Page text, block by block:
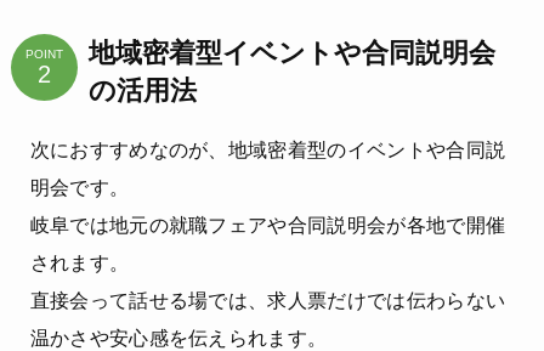
POINT
地域密着型イベントや合同説明会
の活用法
次におすすめなのが、地域密着型のイベントや合同説
明会です。
岐阜では地元の就職フェアや合同説明会が各地で開催
されます。
直接会って話せる場では、求人票だけでは伝わらない
温かさや安心感を伝えられます。